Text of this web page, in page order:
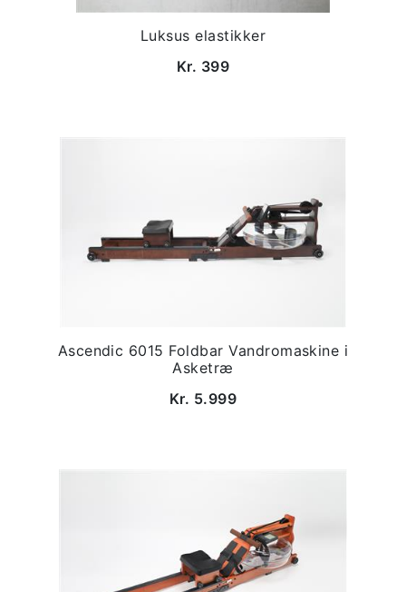
Luksus elastikker
Kr. 399
Ascendic 6015 Foldbar Vandromaskine i
Asketræ
Kr. 5.999